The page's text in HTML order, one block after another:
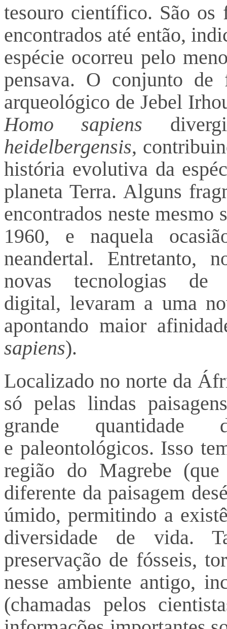
tesouro científico. São os
encontrados até então,
espécie ocorreu pelo
pensava. O conjunto
arqueológico de Jebel
Homo sapiens
heidelbergensis,
história evolutiva da
planeta Terra. Alguns
encontrados neste mesmo
1960, e naquela
neandertal. Entretanto,
novas tecnologias
digital, levaram a uma
apontando maior
sapiens).
Localizado no norte da
só pelas lindas
grande quantidade
e paleontológicos. Isso
região do Magrebe
diferente da paisagem
úmido, permitindo a
diversidade de vida.
preservação de fósseis,
nesse ambiente antigo,
(chamadas pelos